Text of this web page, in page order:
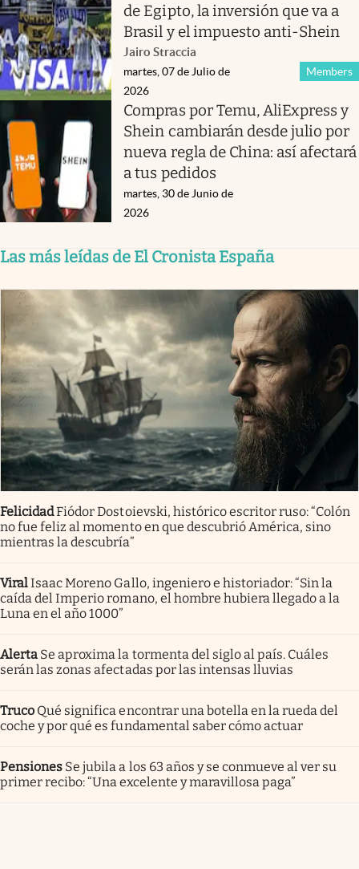
de Egipto, la inversión que va a
Brasil y el impuesto anti-Shein
Jairo Straccia
Members
martes, 07 de Julio de
2026
Compras por Temu, AliExpress y
Shein cambiarán desde julio por
nueva regla de China: así afectará
a tus pedidos
martes, 30 de Junio de
2026
Las más leídas de El Cronista España
FelicidadFiódor Dostoievski, histórico escritor ruso: “Colón
no fue feliz al momento en que descubrió América, sino
mientras la descubría”
ViralIsaac Moreno Gallo, ingeniero e historiador: “Sin la
caída del Imperio romano, el hombre hubiera llegado a la
Luna en el año 1000”
Alerta Se aproxima la tormenta del siglo al país. Cuáles
serán las zonas afectadas por las intensas lluvias
Truco Qué significa encontrar una botella en la rueda del
coche y por qué es fundamental saber cómo actuar
Pensiones Se jubila a los 63 años y se conmueve al ver su
primer recibo: “Una excelente y maravillosa paga”